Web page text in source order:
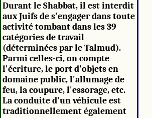
Durant le Shabbat, il est interdit
aux Juifs de s'engager dans toute
activité tombant dans les 39
catégories de travail
(déterminées par le Talmud).
Parmi celles-ci, on compte
l'écriture, le port d'objets en
domaine public, l'allumage de
feu, la coupure, l'essorage, etc.
La conduite d'un véhicule est
traditionnellement également